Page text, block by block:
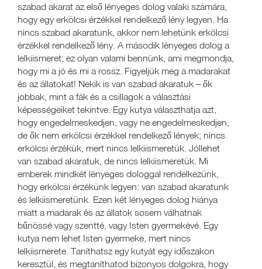
szabad akarat az első lényeges dolog valaki számára,
hogy egy erkölcsi érzékkel rendelkező lény legyen. Ha
nincs szabad akaratunk, akkor nem lehetünk erkölcsi
érzékkel rendelkező lény. A második lényeges dolog a
lelkiismeret; ez olyan valami bennünk, ami megmondja,
hogy mi a jó és mi a rossz. Figyeljük meg a madarakat
és az állatokat! Nekik is van szabad akaratuk – ők
jobbak, mint a fák és a csillagok a választási
képességeiket tekintve. Egy kutya választhatja azt,
hogy engedelmeskedjen, vagy ne engedelmeskedjen,
de ők nem erkölcsi érzékkel rendelkező lények; nincs
erkölcsi érzékük, mert nincs lelkiismeretük. Jóllehet
van szabad akaratuk, de nincs lelkiismeretük. Mi
emberek mindkét lényeges dologgal rendelkezünk,
hogy erkölcsi érzékünk legyen: van szabad akaratunk
és lelkiismeretünk. Ezen két lényeges dolog hiánya
miatt a madarak és az állatok sosem válhatnak
bűnössé vagy szentté, vagy Isten gyermekévé. Egy
kutya nem lehet Isten gyermeke, mert nincs
lelkiismerete. Taníthatsz egy kutyát egy időszakon
keresztül, és megtaníthatod bizonyos dolgokra, hogy